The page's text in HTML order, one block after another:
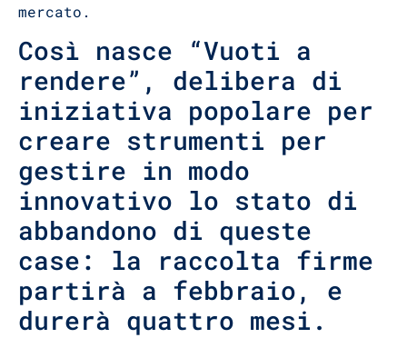
mercato.
Così nasce “Vuoti a
rendere”, delibera di
iniziativa popolare per
creare strumenti per
gestire in modo
innovativo lo stato di
abbandono di queste
case: la raccolta firme
partirà a febbraio, e
durerà quattro mesi.